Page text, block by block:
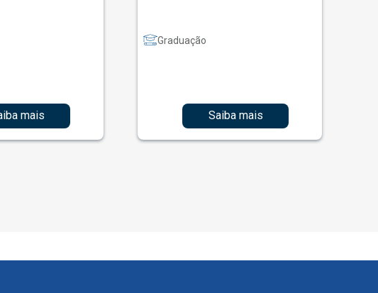
mais
Graduação
Saiba mais